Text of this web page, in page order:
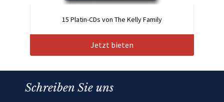
15 Platin-CDs von The Kelly Family
Jetzt bieten
Schreiben Sie uns